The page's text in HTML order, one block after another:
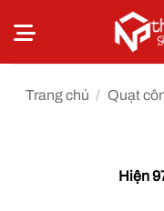
qua
Trang chủ / Quạt
Hiện